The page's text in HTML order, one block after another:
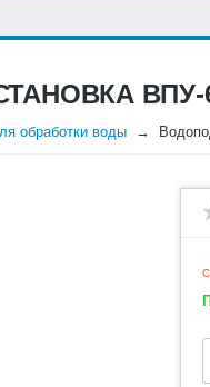
ВПУ-
обработки воды